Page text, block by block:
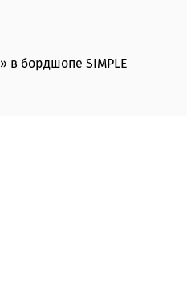
» в бордшопе SIMPLE